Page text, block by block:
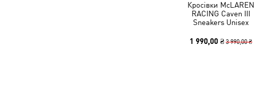
Кросівки McLAREN
RACING Caven III
Sneakers Unisex
1 990,00 ₴ 3 990,00 ₴